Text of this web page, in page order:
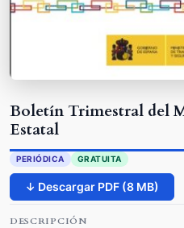
Boletín Trimestral del
Estatal
PERIÓDICA GRATUITA
↓ Descargar PDF (8 MB)
DESCRIPCIÓN